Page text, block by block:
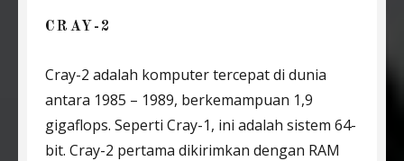
CRAY-2
Cray-2 adalah komputer tercepat di dunia
antara 1985 – 1989, berkemampuan 1,9
gigaflops. Seperti Cray-1, ini adalah sistem 64-
bit. Cray-2 pertama dikirimkan dengan RAM